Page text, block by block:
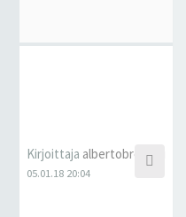
Kirjoittaja albertobroccoli
05.01.18 20:04